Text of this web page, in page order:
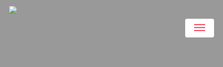
Skip
Menu